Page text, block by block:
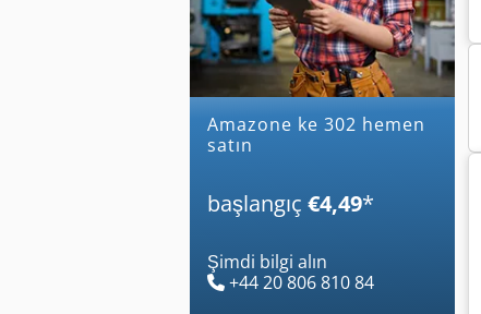
amazone ke 302 hemen
satın
başlangıç €4,49*
Şimdi bilgi alın
+44 20 806 810 84
Amazone Uf 901 Amazone Uf 1501